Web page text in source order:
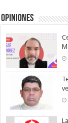
Opiniones